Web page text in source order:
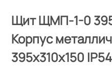
Щит ЩМП-1-0
Корпус
395х310х150 IP54